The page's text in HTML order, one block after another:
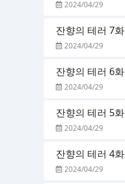
2024/04/29
잔향의 테러 7화
2024/04/29
잔향의 테러 6화
2024/04/29
잔향의 테러 5화
2024/04/29
잔향의 테러 4화
2024/04/29